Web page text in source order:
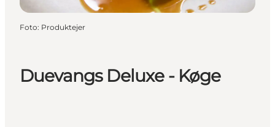
Duevangs Deluxe - Køge
Foto: Produktejer